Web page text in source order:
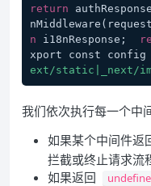
return
n i18nResponse;
xport const config
ext/static|_next/
我们依次执行每一个中
如果某个中间件返
拦截或终止请求流
如果返回